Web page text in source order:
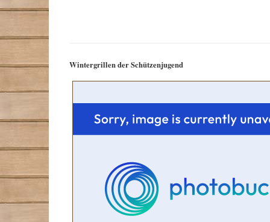
Wintergrillen der Schützenjugend